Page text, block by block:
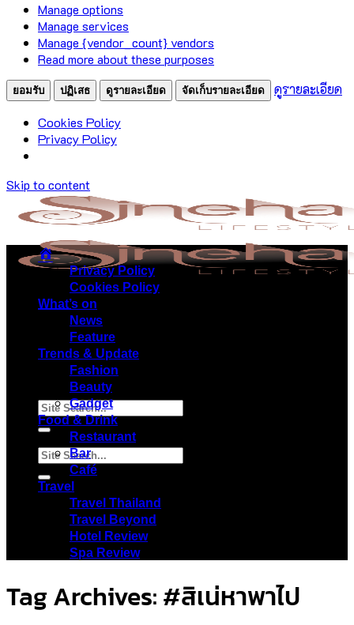
Manage options
Manage services
Manage {vendor_count} vendors
Read more about these purposes
ยอมรับ ปฏิเสธ ดูรายละเอียด จัดเก็บรายละเอียด
ดูรายละเอียด
Cookies Policy
Privacy Policy
Skip to content
Menu
Privacy Policy
Cookies Policy
What’s on
News
Feature
Trends & Update
Fashion
Beauty
Gadget
Food & Drink
Restaurant
Bar
Café
Travel
Travel Thailand
Travel Beyond
Hotel Review
Spa Review
Tag Archives:#สิเน่หาพาไป